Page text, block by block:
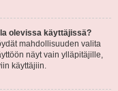
olevissa käyttäjissä?
mahdollisuuden valita
näyt vain ylläpitäjille,
käyttäjiin.